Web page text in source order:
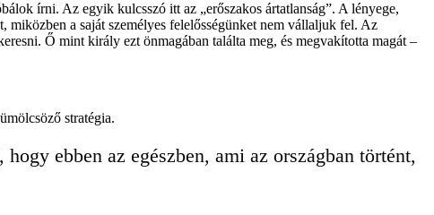
írni. Az egyik kulcsszó itt az „erőszakos ártatlanság”. A lényege,
miközben a saját személyes felelősségünket nem vállaljuk fel. Az
Ő mint király ezt önmagában találta meg, és megvakította magát –
stratégia.
ebben az egészben, ami az országban történt,